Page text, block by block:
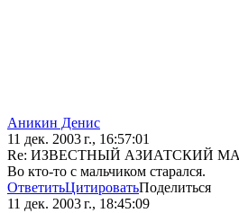
Аникин Денис
11 дек. 2003 г., 16:57:01
Re: ИЗВЕСТНЫЙ АЗИАТСКИЙ
Во кто-то с мальчиком старался.
ОтветитьЦитироватьПоделиться
11 дек. 2003 г., 18:45:09